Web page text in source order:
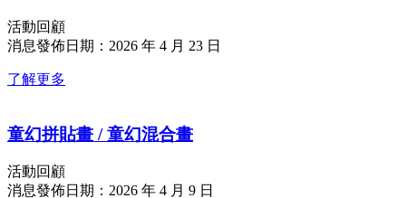
活動回顧
消息發佈日期：2026 年 4 月 23 日
了解更多
童幻拼貼畫 / 童幻混合畫
活動回顧
消息發佈日期：2026 年 4 月 9 日